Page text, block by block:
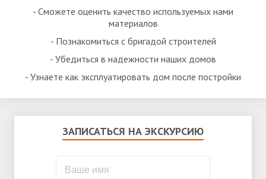
- Сможете оценить качество используемых нами
материалов
- Познакомиться с бригадой строителей
- Убедиться в надежности наших домов
- Узнаете как эксплуатировать дом после постройки
ЗАПИСАТЬСЯ НА ЭКСКУРСИЮ